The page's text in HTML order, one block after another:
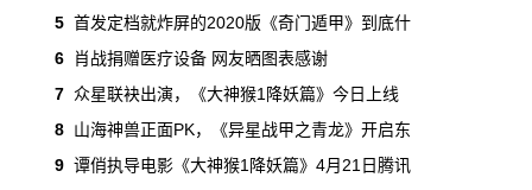
的影视作品，主打“古典美男”概念，涵盖各种
呈现中国古典之美。即将在优酷视频上线。
4月29日 13:53:05 新闻速递
5 首发定档就炸屏的2020版《奇门遁甲》到底什
6
肖战捐赠医疗设备 网友晒图表感谢
7 众星联袂出演，《大神猴1降妖篇》今日上线
8 山海神兽正面PK，《异星战甲之青龙》开启东
9 谭俏执导电影《大神猴1降妖篇》4月21日腾讯